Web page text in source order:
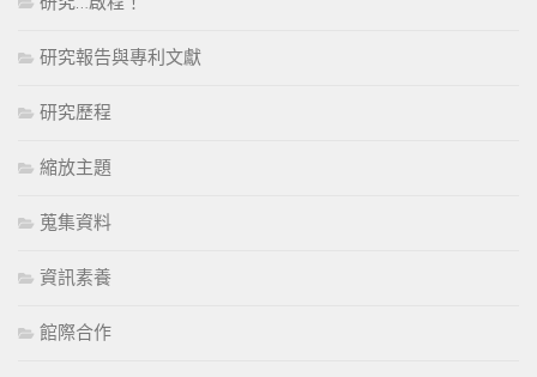
研究報告與專利文獻
研究歷程
縮放主題
蒐集資料
資訊素養
館際合作